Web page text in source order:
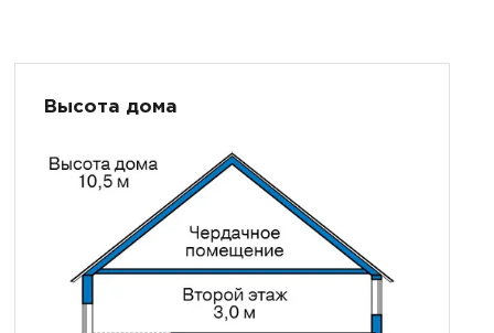
Высота дома